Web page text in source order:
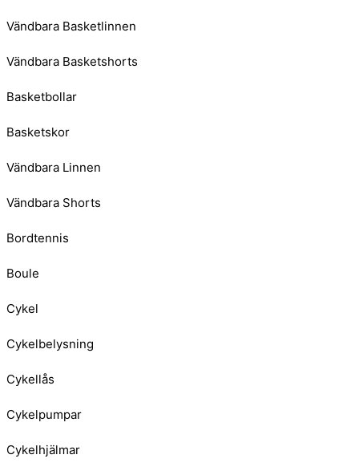
Vändbara Basketlinnen
Vändbara Basketshorts
Basketbollar
Basketskor
Vändbara Linnen
Vändbara Shorts
Bordtennis
Boule
Cykel
Cykelbelysning
Cykellås
Cykelpumpar
Cykelhjälmar